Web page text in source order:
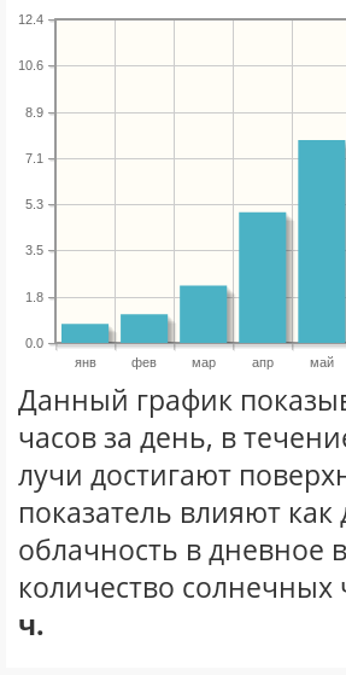
янв фев мар апр май
0.0
1.8
3.5
5.3
7.1
8.9
10.6
12.4
Данный график
часов за день, в
лучи достигают
показатель влияют
облачность в дневное
количество солнечных
ч.